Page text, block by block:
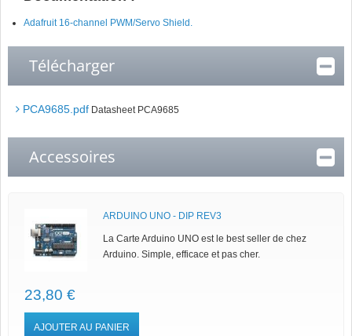
Adafruit 16-channel PWM/Servo Shield.
Télécharger
PCA9685.pdf Datasheet PCA9685
Accessoires
ARDUINO UNO - DIP REV3
La Carte Arduino UNO est le best seller de chez
Arduino. Simple, efficace et pas cher.
23,80 €
AJOUTER AU PANIER